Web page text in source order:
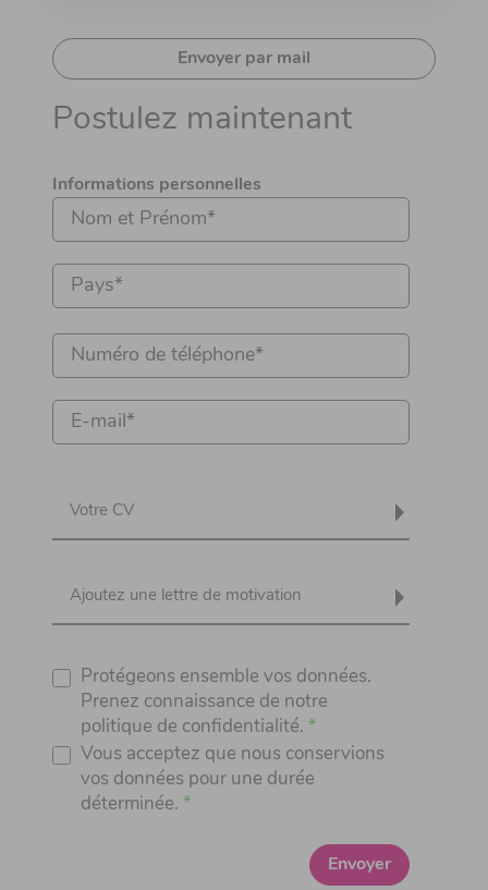
Envoyer par mail
Postulez maintenant
Informations personnelles
Votre CV
Ajoutez une lettre de motivation
Protégeons ensemble vos données.
Prenez connaissance de notre
politique de confidentialité.
Vous acceptez que nous conservions
vos données pour une durée
déterminée.
Envoyer